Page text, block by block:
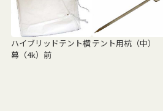
ハイブリッドテント横
幕（4k）前
テント用杭（中）